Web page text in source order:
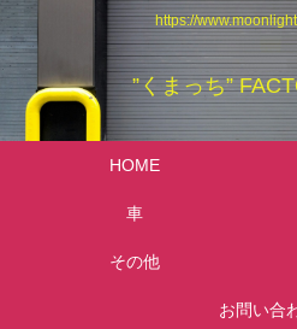
https://
”くまっち”
HOME
車
その他
お問い合